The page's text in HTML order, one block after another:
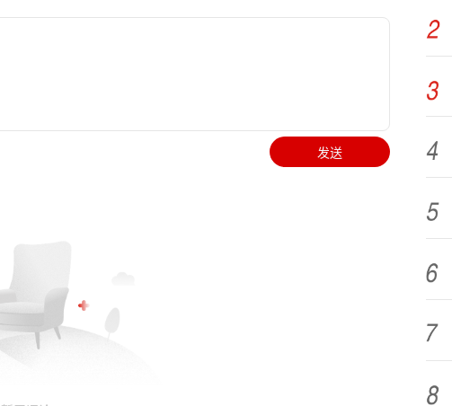
发送